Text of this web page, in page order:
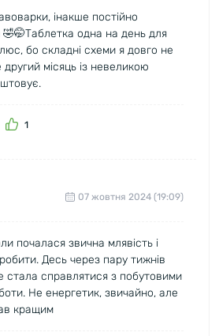
інакше постійно
одна на день для
бо складні схеми я довго не
місяць із невеликою
1
07 жовтня 2024 (19:09)
почалася звична млявість і
Десь через пару тижнів
стала справлятися з побутовими
Не енергетик, звичайно, але
кращим